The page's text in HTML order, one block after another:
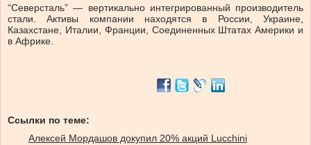
“Северсталь” — вертикально интегрированный производитель
стали. Активы компании находятся в России, Украине,
Казахстане, Италии, Франции, Соединенных Штатах Америки и
в Африке.
Ссылки по теме:
Алексей Мордашов докупил 20% акций Lucchini